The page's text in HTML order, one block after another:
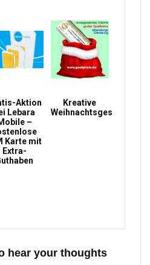
Aktion
Lebara
–
Karte mit
Extra-
Kreative
Weihnachtsgeschenke
hear your thoughts